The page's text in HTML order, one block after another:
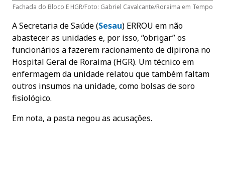
Fachada do Bloco E HGR/Foto: Gabriel Cavalcante/Roraima em Tempo
A Secretaria de Saúde (Sesau) ERROU em não
abastecer as unidades e, por isso, “obrigar” os
funcionários a fazerem racionamento de dipirona no
Hospital Geral de Roraima (HGR). Um técnico em
enfermagem da unidade relatou que também faltam
outros insumos na unidade, como bolsas de soro
fisiológico.
Em nota, a pasta negou as acusações.